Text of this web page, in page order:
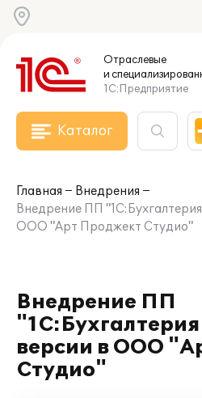
Отраслевые
и
1С:Предприятие
Каталог
Главная
Внедрения
Внедрение ПП
ООО "Арт Проджект Студио"
Внедрение ПП
"1С:Бухгалтерия
версии в ООО
Студио"